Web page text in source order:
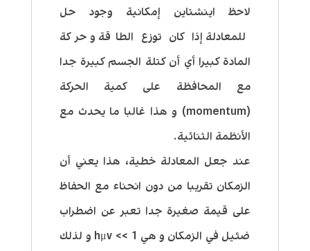
لاحظ اينشتاين إمكانية وجود حل
للمعادلة إذا كان توزع الطاقة و حركة
المادة كبيرا أي أن كتلة الجسم كبيرة جدا
مع المحافظة على كمية الحركة
(momentum) و هذا غالبا ما يحدث مع
الأنظمة الثنائية.
عند جعل المعادلة خطية، هذا يعني أن
الزمكان تقريبا من دون انحناء مع الحفاظ
على قيمة صغيرة جدا تعبر عن اضطراب
ضئيل في الزمكان و هي hμv << 1 و لذلك